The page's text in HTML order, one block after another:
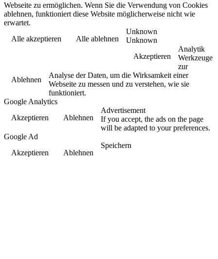
Webseite zu ermöglichen. Wenn Sie die Verwendung von Cookies
ablehnen, funktioniert diese Website möglicherweise nicht wie
erwartet.
Alle akzeptieren
Alle ablehnen
Unknown
Unknown
Akzeptieren
Ablehnen
Analytik
Werkzeuge
zur
Analyse der Daten, um die Wirksamkeit einer
Webseite zu messen und zu verstehen, wie sie
funktioniert.
Google Analytics
Akzeptieren
Ablehnen
Advertisement
If you accept, the ads on the page
will be adapted to your preferences.
Google Ad
Akzeptieren
Ablehnen
Speichern